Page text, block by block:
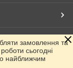
замовлення та
сьогодні
найближчим